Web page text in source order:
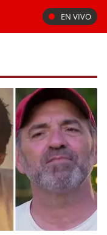
EN VIVO